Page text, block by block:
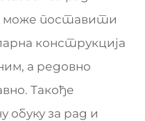
може поставити
конструкција
а редовно
Такође
обуку за рад и